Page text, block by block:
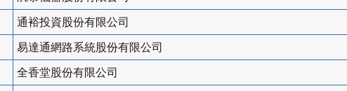
通裕投資股份有限公司
易達通網路系統股份有限公司
全香堂股份有限公司